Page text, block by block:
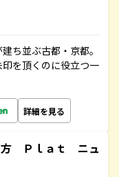
ち並ぶ古都・京都。
を頂くのに役立つ一
詳細を見る
Ｐｌａｔ ニュ